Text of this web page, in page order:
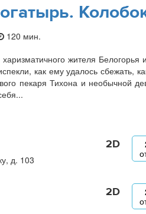
120 мин.
жителя
как ему удалось сбежать,
пекаря Тихона и необычной
д. 103
2D
2D